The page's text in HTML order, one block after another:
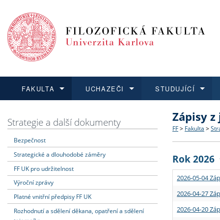
FAKULTA
Dozvědět se více
Struktura
Strategie
Podpora
UCHAZEČI
Podat přihlášku
Co
Učitelské
STUDUJÍCÍ
Dozvědět se více
Rigorózní
Dozvědět se více
O vědě a
Granty a
Dozvědět se více
Aktuální
Strategie a další dokumenty
Bezpečnost
Strategické a dlouhodobé záměry
FF UK pro udržitelnost
Výroční zprávy
Platné vnitřní předpisy FF UK
Rozhodnutí a sdělení děkana, opatření a sdělení
Zápisy
FF > Fakulta >
Rok 2026
2026-05-04
2026-04-27
2026-04-20